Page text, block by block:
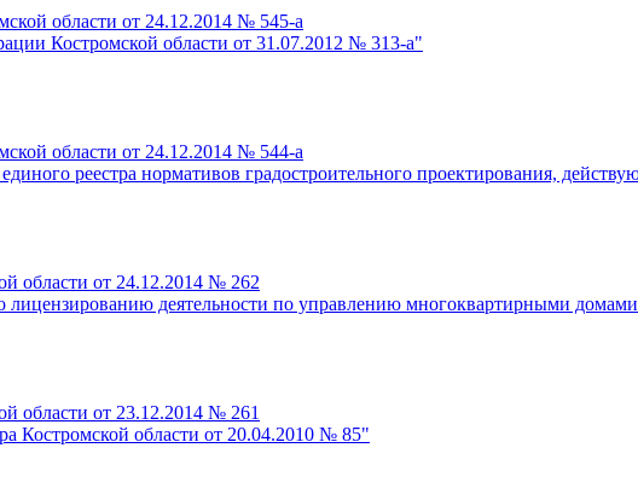
области от 24.12.2014 № 545-а
Костромской области от 31.07.2012 № 313-а"
области от 24.12.2014 № 544-а
реестра нормативов градостроительного проектирования,
области от 24.12.2014 № 262
деятельности по управлению многоквартирными
области от 23.12.2014 № 261
Костромской области от 20.04.2010 № 85"